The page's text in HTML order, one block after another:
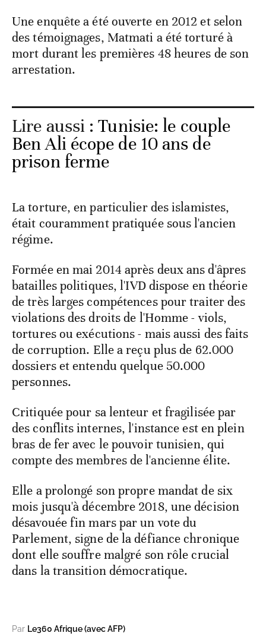
Une enquête a été ouverte en 2012 et selon
des témoignages, Matmati a été torturé à
mort durant les premières 48 heures de son
arrestation.
Lire aussi :Tunisie: le couple
Ben Ali écope de 10 ans de
prison ferme
La torture, en particulier des islamistes,
était couramment pratiquée sous l'ancien
régime.
Formée en mai 2014 après deux ans d'âpres
batailles politiques, l'IVD dispose en théorie
de très larges compétences pour traiter des
violations des droits de l'Homme - viols,
tortures ou exécutions - mais aussi des faits
de corruption. Elle a reçu plus de 62.000
dossiers et entendu quelque 50.000
personnes.
Critiquée pour sa lenteur et fragilisée par
des conflits internes, l'instance est en plein
bras de fer avec le pouvoir tunisien, qui
compte des membres de l'ancienne élite.
Elle a prolongé son propre mandat de six
mois jusqu'à décembre 2018, une décision
désavouée fin mars par un vote du
Parlement, signe de la défiance chronique
dont elle souffre malgré son rôle crucial
dans la transition démocratique.
Par Le360 Afrique (avec AFP)